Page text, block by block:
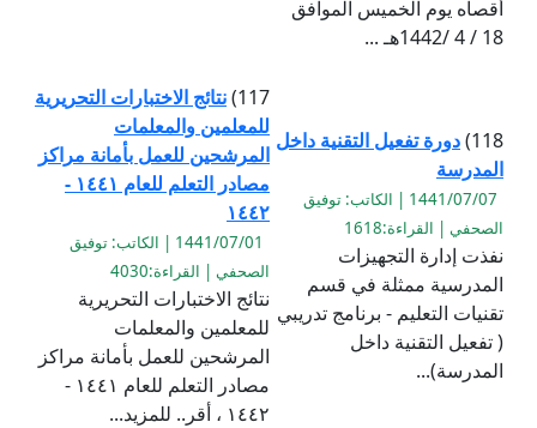
أقصاه يوم الخميس الموافق
18 / 4 /1442هـ ...
118) دورة تفعيل التقنية داخل
المدرسة
1441/07/07 | الكاتب: توفيق
الصحفي | القراءة:1618
نفذت إدارة التجهيزات
المدرسية ممثلة في قسم
تقنيات التعليم - برنامج تدريبي
( تفعيل التقنية داخل
المدرسة)...
117) نتائج الاختبارات التحريرية
للمعلمين والمعلمات
المرشحين للعمل بأمانة مراكز
مصادر التعلم للعام ١٤٤١ -
١٤٤٢
1441/07/01 | الكاتب: توفيق
الصحفي | القراءة:4030
نتائج الاختبارات التحريرية
للمعلمين والمعلمات
المرشحين للعمل بأمانة مراكز
مصادر التعلم للعام ١٤٤١ -
١٤٤٢ ، أقر.. للمزيد...